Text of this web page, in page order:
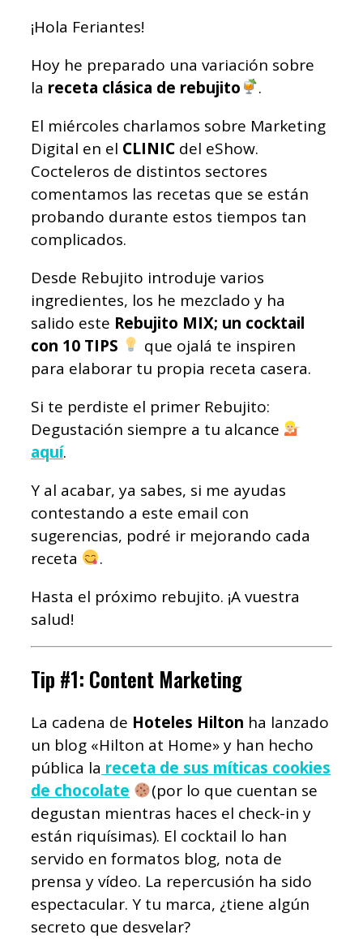
¡Hola Feriantes!
Hoy he preparado una variación sobre
la receta clásica de rebujito
.
El miércoles charlamos sobre Marketing
Digital en el CLINIC del eShow.
Cocteleros de distintos sectores
comentamos las recetas que se están
probando durante estos tiempos tan
complicados.
Desde Rebujito introduje varios
ingredientes, los he mezclado y ha
salido este Rebujito MIX; un cocktail
con 10 TIPS
que ojalá te inspiren
para elaborar tu propia receta casera.
Si te perdiste el primer Rebujito:
Degustación siempre a tu alcance
aquí.
Y al acabar, ya sabes, si me ayudas
contestando a este email con
sugerencias, podré ir mejorando cada
receta
.
Hasta el próximo rebujito. ¡A vuestra
salud!
Tip #1: Content Marketing
La cadena de Hoteles Hilton ha lanzado
un blog «Hilton at Home» y han hecho
pública la receta de sus míticas cookies
de chocolate
(por lo que cuentan se
degustan mientras haces el check-in y
están riquísimas). El cocktail lo han
servido en formatos blog, nota de
prensa y vídeo. La repercusión ha sido
espectacular. Y tu marca, ¿tiene algún
secreto que desvelar?